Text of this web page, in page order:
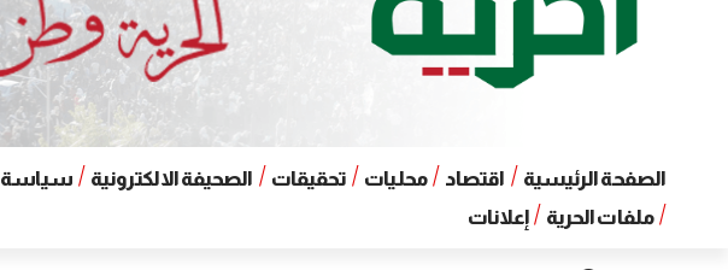
الصفحة الرئيسية اقتصاد محليات تحقيقات الصحيفة الالكترونية سياسة
ملفات الحرية
إعلانات